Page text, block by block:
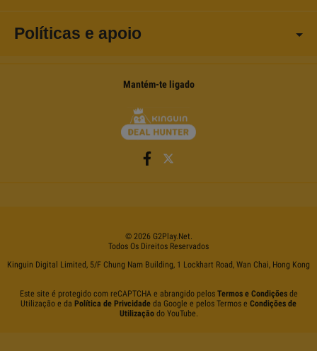
Políticas e apoio
Mantém-te ligado
© 2026 G2Play.net.
Todos Os Direitos Reservados
Kinguin Digital Limited, 5/F Chung Nam Building, 1 Lockhart Road, Wan Chai, Hong Kong
Este site é protegido com reCAPTCHA e abrangido pelos Termos e Condiçõesde
Utilização e da Política de Privcidade da Google e pelos Termos e Condições de
Utilizaçãodo YouTube.